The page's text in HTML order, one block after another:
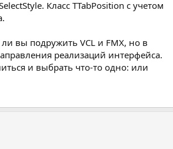
Класс TTabPosition с учетом
вы подружить VCL и FMX, но в
реализаций интерфейса.
и выбрать что-то одно: или